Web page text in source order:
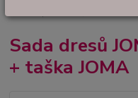
Akční sady
INTER III,15 ks + taška JOMA
Sada dresů
+ taška JOMA